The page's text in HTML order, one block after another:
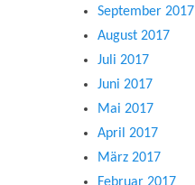
September 2017
August 2017
Juli 2017
Juni 2017
Mai 2017
April 2017
März 2017